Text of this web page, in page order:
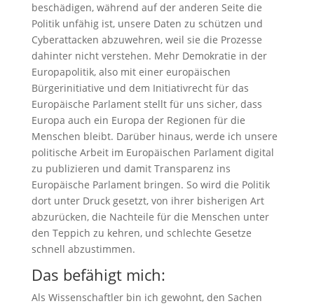
beschädigen, während auf der anderen Seite die
Politik unfähig ist, unsere Daten zu schützen und
Cyberattacken abzuwehren, weil sie die Prozesse
dahinter nicht verstehen. Mehr Demokratie in der
Europapolitik, also mit einer europäischen
Bürgerinitiative und dem Initiativrecht für das
Europäische Parlament stellt für uns sicher, dass
Europa auch ein Europa der Regionen für die
Menschen bleibt. Darüber hinaus, werde ich unsere
politische Arbeit im Europäischen Parlament digital
zu publizieren und damit Transparenz ins
Europäische Parlament bringen. So wird die Politik
dort unter Druck gesetzt, von ihrer bisherigen Art
abzurücken, die Nachteile für die Menschen unter
den Teppich zu kehren, und schlechte Gesetze
schnell abzustimmen.
Das befähigt mich:
Als Wissenschaftler bin ich gewohnt, den Sachen